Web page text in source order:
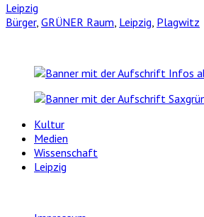
Leipzig
Bürger, GRÜNER Raum, Leipzig, Plagwitz
Kultur
Medien
Wissenschaft
Leipzig